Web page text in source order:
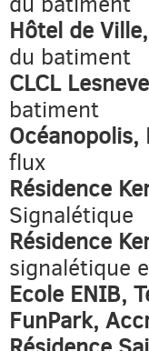
Hôtel de
du batiment
CLCL
batiment
Océanopolis,
flux
Résidence
Signalétique
Résidence
signalétique
Ecole ENIB,
FunPark,